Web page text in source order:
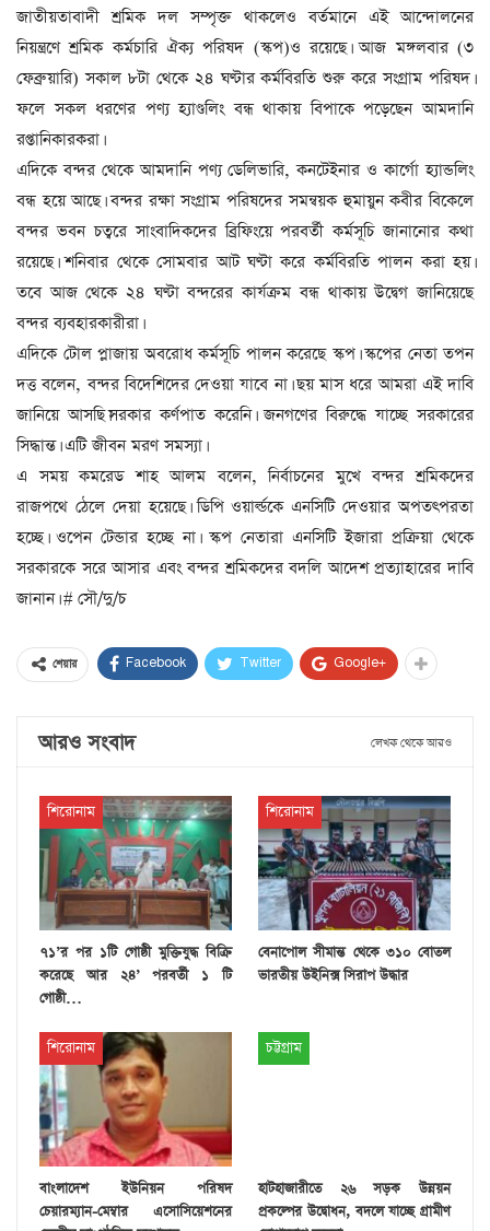
জাতীয়তাবাদী শ্রমিক দল সম্পৃক্ত থাকলেও বর্তমানে এই আন্দোলনের
নিয়ন্ত্রণে শ্রমিক কর্মচারি ঐক্য পরিষদ (স্কপ)ও রয়েছে। আজ মঙ্গলবার (৩
ফেব্রুয়ারি) সকাল ৮টা থেকে ২৪ ঘণ্টার কর্মবিরতি শুরু করে সংগ্রাম পরিষদ।
ফলে সকল ধরণের পণ্য হ্যাণ্ডলিং বন্ধ থাকায় বিপাকে পড়েছেন আমদানি
রপ্তানিকারকরা।
এদিকে বন্দর থেকে আমদানি পণ্য ডেলিভারি, কনটেইনার ও কার্গো হ্যান্ডলিং
বন্ধ হয়ে আছে। বন্দর রক্ষা সংগ্রাম পরিষদের সমন্বয়ক হুমায়ুন কবীর বিকেলে
বন্দর ভবন চত্বরে সাংবাদিকদের ব্রিফিংয়ে পরবর্তী কর্মসূচি জানানোর কথা
রয়েছে। শনিবার থেকে সোমবার আট ঘণ্টা করে কর্মবিরতি পালন করা হয়।
তবে আজ থেকে ২৪ ঘণ্টা বন্দরের কার্যক্রম বন্ধ থাকায় উদ্বেগ জানিয়েছে
বন্দর ব্যবহারকারীরা।
এদিকে টোল প্লাজায় অবরোধ কর্মসূচি পালন করেছে স্কপ। স্কপের নেতা তপন
দত্ত বলেন, বন্দর বিদেশিদের দেওয়া যাবে না। ছয় মাস ধরে আমরা এই দাবি
জানিয়ে আসছি।সরকার কর্ণপাত করেনি। জনগণের বিরুদ্ধে যাচ্ছে সরকারের
সিদ্ধান্ত। এটি জীবন মরণ সমস্যা।
এ সময় কমরেড শাহ আলম বলেন, নির্বাচনের মুখে বন্দর শ্রমিকদের
রাজপথে ঠেলে দেয়া হয়েছে। ডিপি ওয়ার্ল্ডকে এনসিটি দেওয়ার অপতৎপরতা
হচ্ছে। ওপেন টেন্ডার হচ্ছে না। স্কপ নেতারা এনসিটি ইজারা প্রক্রিয়া থেকে
সরকারকে সরে আসার এবং বন্দর শ্রমিকদের বদলি আদেশ প্রত্যাহারের দাবি
জানান। # সৌ/দু/চ
শেয়ার Facebook Twitter Google+
আরও সংবাদ লেখক থেকে আরও
শিরোনাম
৭১’র পর ১টি গোষ্ঠী মুক্তিযুদ্ধ বিক্রি
করেছে আর ২৪’ পরবর্তী ১ টি
গোষ্ঠী…
শিরোনাম
বেনাপোল সীমান্ত থেকে ৩১০ বোতল
ভারতীয় উইনিক্স সিরাপ উদ্ধার
শিরোনাম
বাংলাদেশ ইউনিয়ন পরিষদ
চেয়ারম্যান-মেম্বার এসোসিয়েশনের
চট্টগ্রাম
হাটহাজারীতে ২৬ সড়ক উন্নয়ন
প্রকল্পের উদ্বোধন, বদলে যাচ্ছে গ্রামীণ